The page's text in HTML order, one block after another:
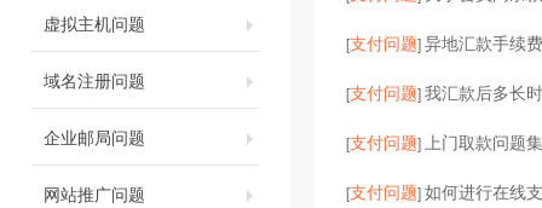
虚拟主机问题
域名注册问题
企业邮局问题
网站推广问题
[支付问题]异地汇款手续
[支付问题]我汇款后多长
[支付问题]上门取款问题
[支付问题]如何进行在线